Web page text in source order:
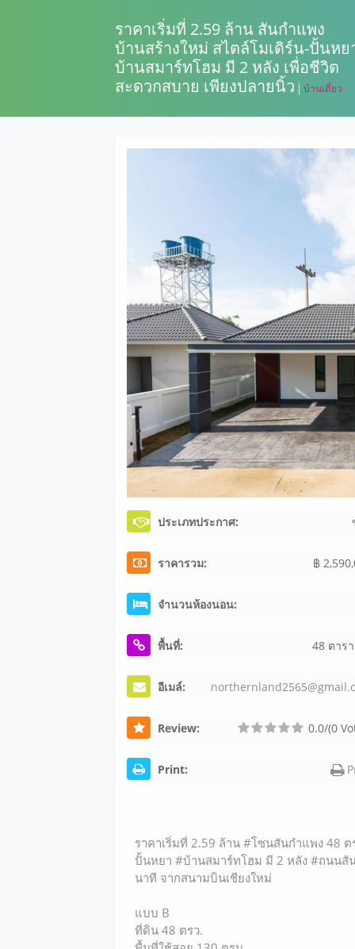
ราคาเริ่มที่ 2.59 ล้าน สันกำแพง
บ้านสร้างใหม่ สไตล์โมเดิร์น-ปั้นหย
บ้านสมาร์ทโฮม มี 2 หลัง เพื่อชีวิต
สะดวกสบาย เพียงปลายนิ้ว
บ้านเดี่ยว
ประเภทประกาศ:
ราคารวม: ฿
จำนวนห้องนอน:
พื้นที่: 48 ตาร
อีเมล์: northernland2565@gmail.c
Review: 0.0/(0
Print:
ราคาเริ่มที่ 2.59 ล้าน #โซนสันกำแพง 48
ปั้นหยา #บ้านสมาร์ทโฮม มี 2 หลัง #ถนนสั
นาที จากสนามบินเชียงใหม่
แบบ B
ที่ดิน 48 ตรว.